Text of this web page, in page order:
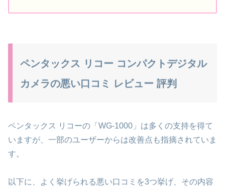
ペンタックス リコー コンパクトデジタル
カメラの悪い口コミ レビュー 評判
ペンタックス リコーの「WG-1000」は多くの支持を得て
いますが、一部のユーザーからは改善点も指摘されていま
す。
以下に、よく挙げられる悪い口コミを3つ挙げ、その内容